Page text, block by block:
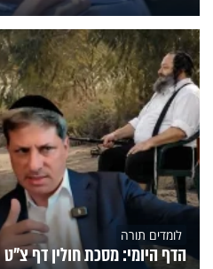
לומדים תורה
הדף היומי: מסכת חולין דף צ"ט